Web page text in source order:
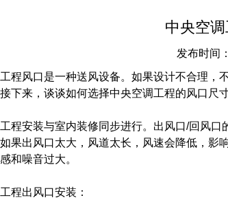
中央空
发布时间
程风口是一种送风设备。如果设计不合理，
下来，谈谈如何选择中央空调工程的风口尺寸
程安装与室内装修同步进行。出风口/回风
果出风口太大，风道太长，风速会降低，影
和噪音过大。
程出风口安装：